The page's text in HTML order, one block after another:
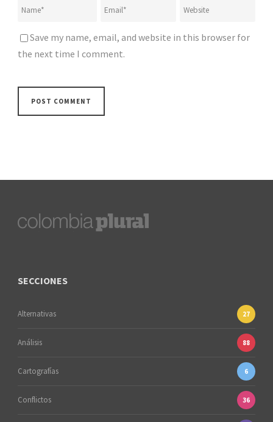
Save my name, email, and website in this browser for
the next time I comment.
SECCIONES
Alternativas 27
Análisis 88
Cartografías 6
Conflictos 36